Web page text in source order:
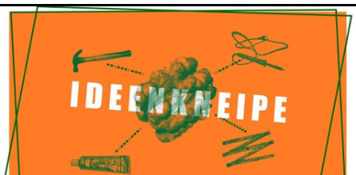
Über uns
Was ist das Pöge-Haus?
Team
Organisation